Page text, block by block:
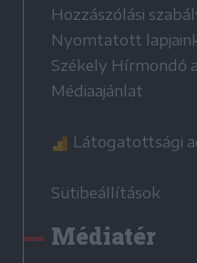
Hozzászólási
Nyomtatott
Székely Hírmondó
Médiaajánlat
Látogatottsági
Sütibeállítások
Médiatér